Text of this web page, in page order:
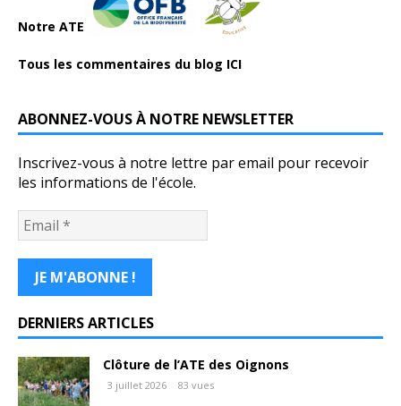
Notre ATE
Tous les commentaires du blog ICI
ABONNEZ-VOUS À NOTRE NEWSLETTER
Inscrivez-vous à notre lettre par email pour recevoir
les informations de l'école.
DERNIERS ARTICLES
Clôture de l’ATE des Oignons
3 juillet 2026 83 vues